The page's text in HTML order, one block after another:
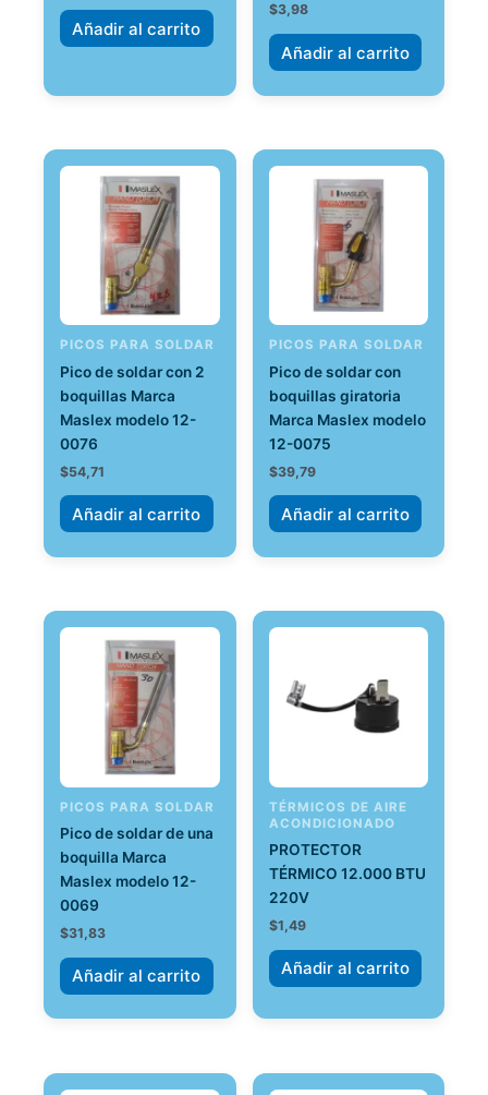
Añadir al carrito
$3,98
Añadir al carrito
PICOS PARA SOLDAR
Pico de soldar con 2
boquillas Marca
Maslex modelo 12-
0076
$54,71
Añadir al carrito
PICOS PARA SOLDAR
Pico de soldar con
boquillas giratoria
Marca Maslex modelo
12-0075
$39,79
Añadir al carrito
PICOS PARA SOLDAR
Pico de soldar de una
boquilla Marca
Maslex modelo 12-
0069
$31,83
Añadir al carrito
TÉRMICOS DE AIRE
ACONDICIONADO
PROTECTOR
TÉRMICO 12.000 BTU
220V
$1,49
Añadir al carrito